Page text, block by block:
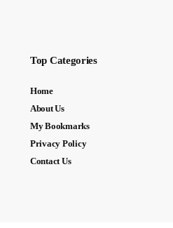
Top Categories
Home
About Us
My Bookmarks
Privacy Policy
Contact Us